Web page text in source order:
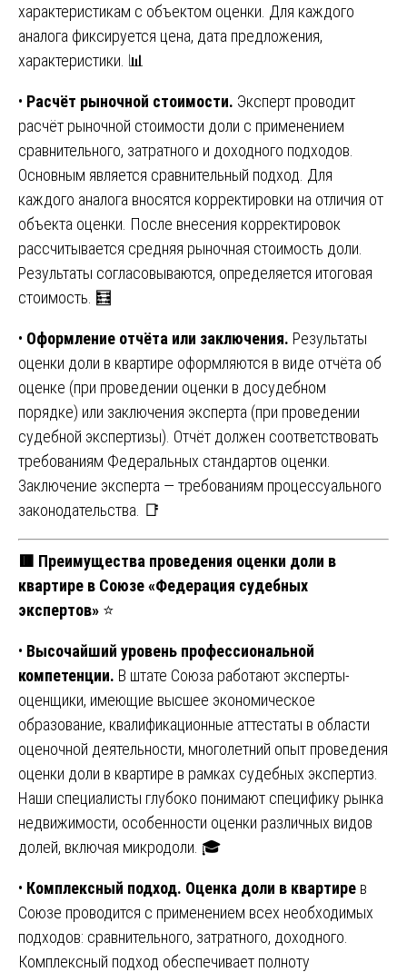
характеристикам с объектом оценки. Для каждого
аналога фиксируется цена, дата предложения,
характеристики. 📊
• Расчёт рыночной стоимости. Эксперт проводит
расчёт рыночной стоимости доли с применением
сравнительного, затратного и доходного подходов.
Основным является сравнительный подход. Для
каждого аналога вносятся корректировки на отличия от
объекта оценки. После внесения корректировок
рассчитывается средняя рыночная стоимость доли.
Результаты согласовываются, определяется итоговая
стоимость. 🧮
• Оформление отчёта или заключения. Результаты
оценки доли в квартире оформляются в виде отчёта об
оценке (при проведении оценки в досудебном
порядке) или заключения эксперта (при проведении
судебной экспертизы). Отчёт должен соответствовать
требованиям Федеральных стандартов оценки.
Заключение эксперта — требованиям процессуального
законодательства. 📑
🟥 Преимущества проведения оценки доли в
квартире в Союзе «Федерация судебных
экспертов» ⭐
• Высочайший уровень профессиональной
компетенции. В штате Союза работают эксперты-
оценщики, имеющие высшее экономическое
образование, квалификационные аттестаты в области
оценочной деятельности, многолетний опыт проведения
оценки доли в квартире в рамках судебных экспертиз.
Наши специалисты глубоко понимают специфику рынка
недвижимости, особенности оценки различных видов
долей, включая микродоли. 🎓
• Комплексный подход. Оценка доли в квартире в
Союзе проводится с применением всех необходимых
подходов: сравнительного, затратного, доходного.
Комплексный подход обеспечивает полноту